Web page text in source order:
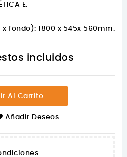
E.
x fondo): 1800 x 545x 560mm.
incluidos
Al Carrito
Añadir Deseos